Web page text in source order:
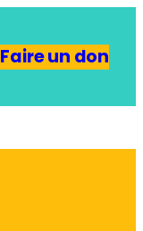
Faire un don